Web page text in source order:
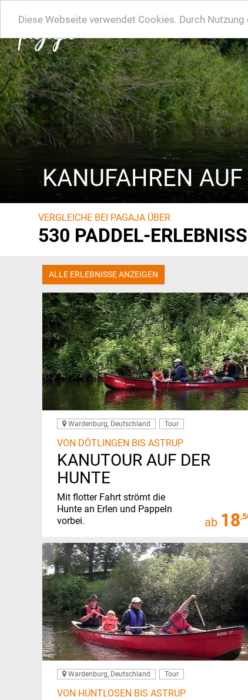
Diese Webseite verwendet Cookies. Durch
KANUFAHREN
VERGLEICHE BEI PAGAJA ÜBER
530 PADDEL-
ALLE ERLEBNISSE ANZEIGEN
Wardenburg, Deutschland Tour
VON DÖTLINGEN BIS ASTRUP
KANUTOUR AUF DER
HUNTE
Mit flotter Fahrt strömt die
Hunte an Erlen und Pappeln
vorbei.
ab 18
Wardenburg, Deutschland Tour
VON HUNTLOSEN BIS ASTRUP